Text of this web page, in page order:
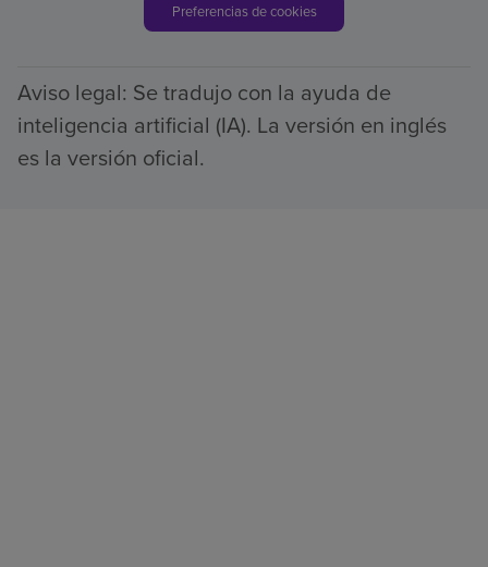
Preferencias de cookies
Aviso legal: Se tradujo con la ayuda de
inteligencia artificial (IA). La versión en inglés
es la versión oficial.